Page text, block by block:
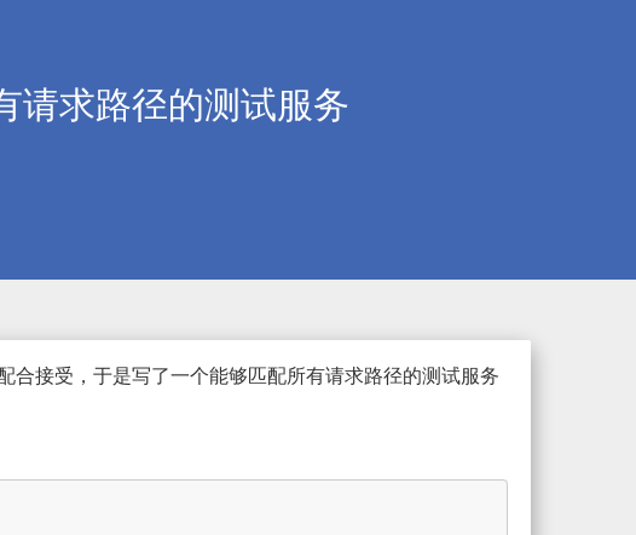
请求路径的测试服务
接受，于是写了一个能够匹配所有请求路径的测试服务